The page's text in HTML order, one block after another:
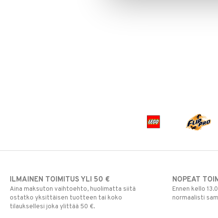
ILMAINEN TOIMITUS YLI 50 €
Aina maksuton vaihtoehto, huolimatta siitä
ostatko yksittäisen tuotteen tai koko
tilauksellesi joka ylittää 50 €.
NOPEAT
Ennen kello
normaalisti